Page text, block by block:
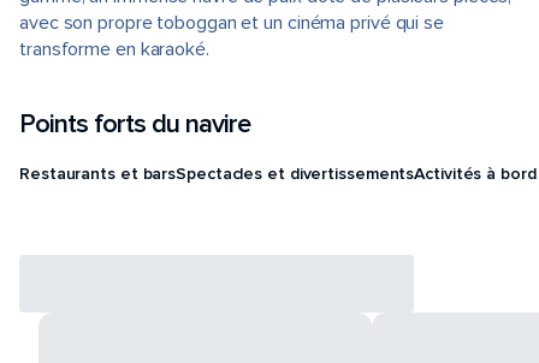
avec son propre toboggan et un cinéma privé qui se
transforme en karaoké.
Points forts du navire
Restaurants et barsSpectacles et divertissementsActivités à bord